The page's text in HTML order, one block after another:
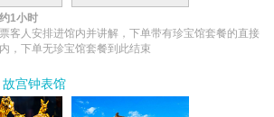
1小时
客人安排进馆内并讲解，下单带有珍宝馆套餐的直接
，下单无珍宝馆套餐到此结束
故宫钟表馆